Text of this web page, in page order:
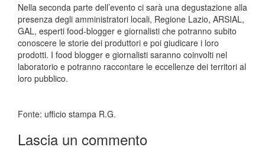
Nella seconda parte dell’evento ci sarà una degustazione alla
presenza degli amministratori locali, Regione Lazio, ARSIAL,
GAL, esperti food-blogger e giornalisti che potranno subito
conoscere le storie dei produttori e poi giudicare i loro
prodotti. I food blogger e giornalisti saranno coinvolti nel
laboratorio e potranno raccontare le eccellenze dei territori al
loro pubblico.
Fonte: ufficio stampa R.G.
Lascia un commento